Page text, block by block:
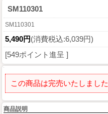
SM110301
SM110301
5,490円(消費税込:6,039円)
[549ポイント進呈 ]
この商品は完売いたしました
商品説明